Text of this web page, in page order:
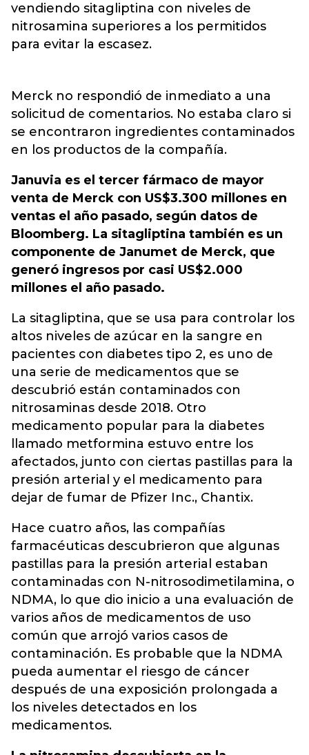
vendiendo sitagliptina con niveles de
nitrosamina superiores a los permitidos
para evitar la escasez.
Merck no respondió de inmediato a una
solicitud de comentarios. No estaba claro si
se encontraron ingredientes contaminados
en los productos de la compañía.
Januvia es el tercer fármaco de mayor
venta de Merck con US$3.300 millones en
ventas el año pasado, según datos de
Bloomberg. La sitagliptina también es un
componente de Janumet de Merck, que
generó ingresos por casi US$2.000
millones el año pasado.
La sitagliptina, que se usa para controlar los
altos niveles de azúcar en la sangre en
pacientes con diabetes tipo 2, es uno de
una serie de medicamentos que se
descubrió están contaminados con
nitrosaminas desde 2018. Otro
medicamento popular para la diabetes
llamado metformina estuvo entre los
afectados, junto con ciertas pastillas para la
presión arterial y el medicamento para
dejar de fumar de Pfizer Inc., Chantix.
Hace cuatro años, las compañías
farmacéuticas descubrieron que algunas
pastillas para la presión arterial estaban
contaminadas con N-nitrosodimetilamina, o
NDMA, lo que dio inicio a una evaluación de
varios años de medicamentos de uso
común que arrojó varios casos de
contaminación. Es probable que la NDMA
pueda aumentar el riesgo de cáncer
después de una exposición prolongada a
los niveles detectados en los
medicamentos.